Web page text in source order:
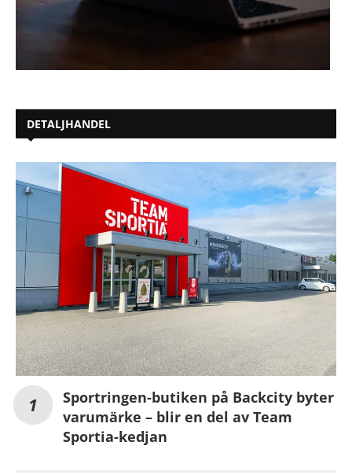
DETALJHANDEL
Sportringen-butiken på Backcity byter
varumärke – blir en del av Team
Sportia-kedjan